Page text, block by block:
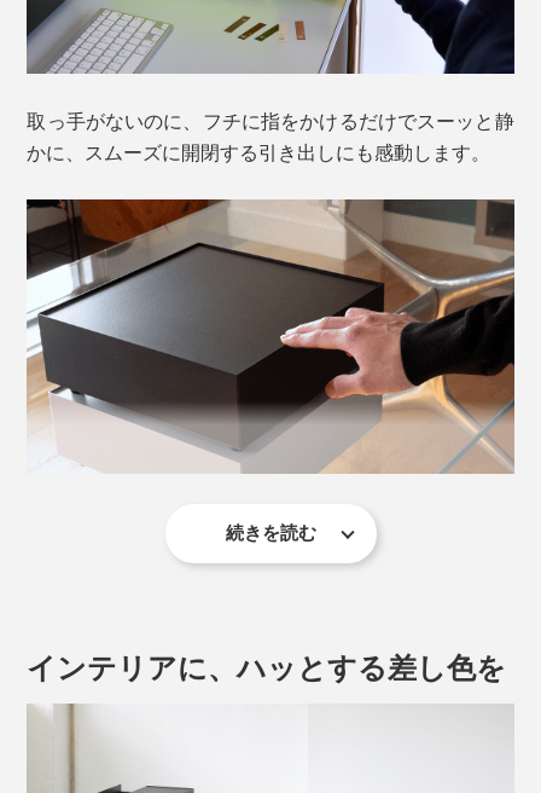
がほしい収納量を決められる『KaKuKo』。
そもそも頻繁に使いたい小物類は、上に積み上げられな
いから、テーブルや棚上で横にモノが広がっていく。
ゴチャつく小物の中には、飾りたいモノだってある。
そんな身のまわりの「飾りたい」と「隠したい」の居場
所を一緒に。取っ手のないミニマムデザインが叶えまし
取っ手がないのに、フチに指をかけるだけでスーッと静
かに、スムーズに開閉する引き出しにも感動します。
このスムーズな心地よさは、オフィス収納家具の老舗メ
続きを読む
インテリアに、ハッとする差し色を